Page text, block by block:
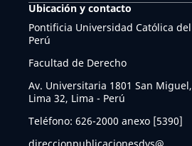
Ubicación y contacto
Pontificia Universidad Católica del
Perú
Facultad de Derecho
Av. Universitaria 1801 San Miguel,
Lima 32, Lima - Perú
Teléfono: 626-2000 anexo [5390]
direccionpublicacionesdys@